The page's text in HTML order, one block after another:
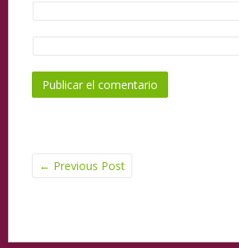
← Previous Post